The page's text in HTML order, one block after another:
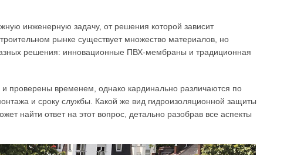
инженерную задачу, от решения которой зависит
рынке существует множество материалов, но
решения: инновационные ПВХ-мембраны и традиционная
проверены временем, однако кардинально различаются по
и сроку службы. Какой же вид гидроизоляционной защиты
найти ответ на этот вопрос, детально разобрав все аспекты